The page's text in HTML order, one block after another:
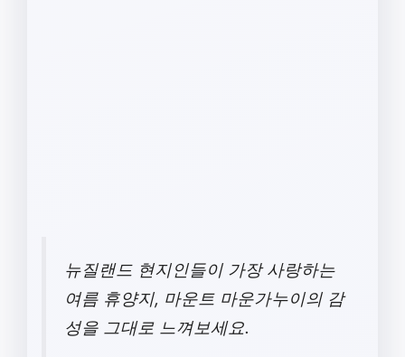
뉴질랜드 현지인들이 가장 사랑하는
여름 휴양지, 마운트 마운가누이의 감
성을 그대로 느껴보세요.